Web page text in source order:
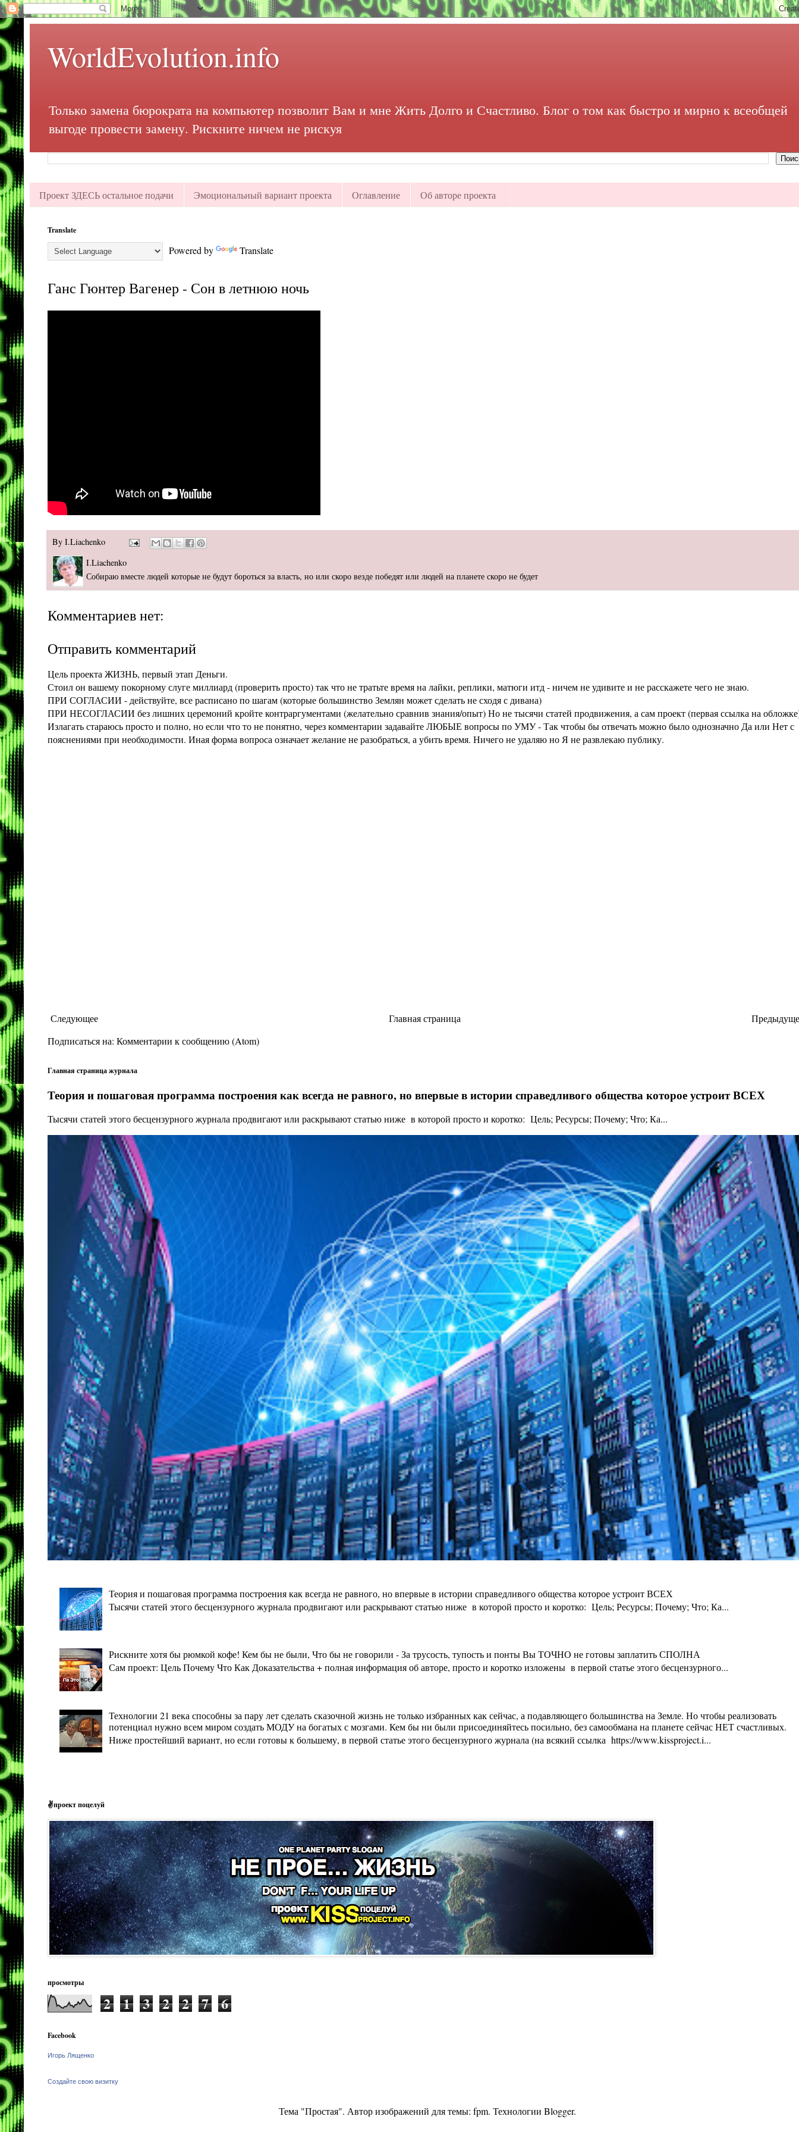
WorldEvolution.info
Только замена бюрократа на компьютер позволит Вам и мне Жить Долго и Счастливо. Блог о том как быстро и мирно к всеобщей
выгоде провести замену. Рискните ничем не рискуя
Проект ЗДЕСЬ остальное подачи Эмоциональный вариант проекта Оглавление Об авторе проекта
Translate
Powered by Translate
Ганс Гюнтер Вагенер - Сон в летнюю ночь
By I.Liachenko
I.Liachenko
Собираю вместе людей которые не будут бороться за власть, но или скоро везде победят или людей на планете скоро не будет
Комментариев нет:
Отправить комментарий
Цель проекта ЖИЗНЬ, первый этап Деньги.
Стоил он вашему покорному слуге миллиард (проверить просто) так что не тратьте время на лайки, реплики, матюги итд - ничем не удивите и не расскажете чего не знаю.
ПРИ СОГЛАСИИ - действуйте, все расписано по шагам (которые большинство Землян может сделать не сходя с дивана)
ПРИ НЕСОГЛАСИИ без лишних церемоний кройте контраргументами (желательно сравнив знания/опыт) Но не тысячи статей продвижения, а сам проект (первая ссылка на
Излагать стараюсь просто и полно, но если что то не понятно, через комментарии задавайте ЛЮБЫЕ вопросы по УМУ - Так чтобы бы отвечать можно было однозначно Да или Нет с
пояснениями при необходимости. Иная форма вопроса означает желание не разобраться, а убить время. Ничего не удаляю но Я не развлекаю публику.
Следующее
Главная страница
Подписаться на: Комментарии к сообщению (Atom)
Главная страница журнала
Теория и пошаговая программа построения как всегда не равного, но впервые в истории справедливого общества которое устроит ВСЕХ
Тысячи статей этого бесцензурного журнала продвигают или раскрывают статью ниже в которой просто и коротко: Цель; Ресурсы; Почему; Что; Ка...
Теория и пошаговая программа построения как всегда не равного, но впервые в истории справедливого общества которое устроит ВСЕХ
Тысячи статей этого бесцензурного журнала продвигают или раскрывают статью ниже в которой просто и коротко: Цель; Ресурсы; Почему; Что; Ка...
Рискните хотя бы рюмкой кофе! Кем бы не были, Что бы не говорили - За трусость, тупость и понты Вы ТОЧНО не готовы заплатить СПОЛНА
Сам проект: Цель Почему Что Как Доказательства + полная информация об авторе, просто и коротко изложены в первой статье этого бесцензурного...
Технологии 21 века способны за пару лет сделать сказочной жизнь не только избранных как сейчас, а подавляющего большинства на Земле. Но чтобы реализовать
потенциал нужно всем миром создать МОДУ на богатых с мозгами. Кем бы ни были присоединяйтесь посильно, без самообмана на планете сейчас НЕТ счастливых.
Ниже простейший вариант, но если готовы к большему, в первой статье этого бесцензурного журнала (на всякий ссылка https://www.kissproject.i...
✌проект поцелуй
просмотры
2 1 3 2 2 7 6
Facebook
Игорь Лященко
Создайте свою визитку
Тема "Простая". Автор изображений для темы: fpm. Технологии Blogger.